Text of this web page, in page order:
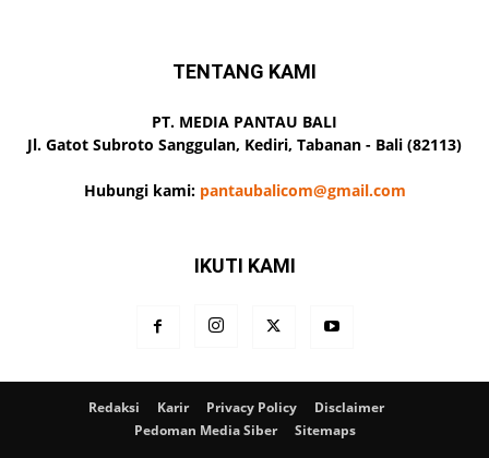
TENTANG KAMI
PT. MEDIA PANTAU BALI
Jl. Gatot Subroto Sanggulan, Kediri, Tabanan - Bali (82113)
Hubungi kami: pantaubalicom@gmail.com
IKUTI KAMI
Redaksi Karir Privacy Policy
Disclaimer
Pedoman Media Siber
Sitemaps